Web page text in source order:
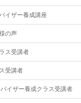
イザー養成講座
の声
ス受講者
受講者
イザー養成クラス受講者